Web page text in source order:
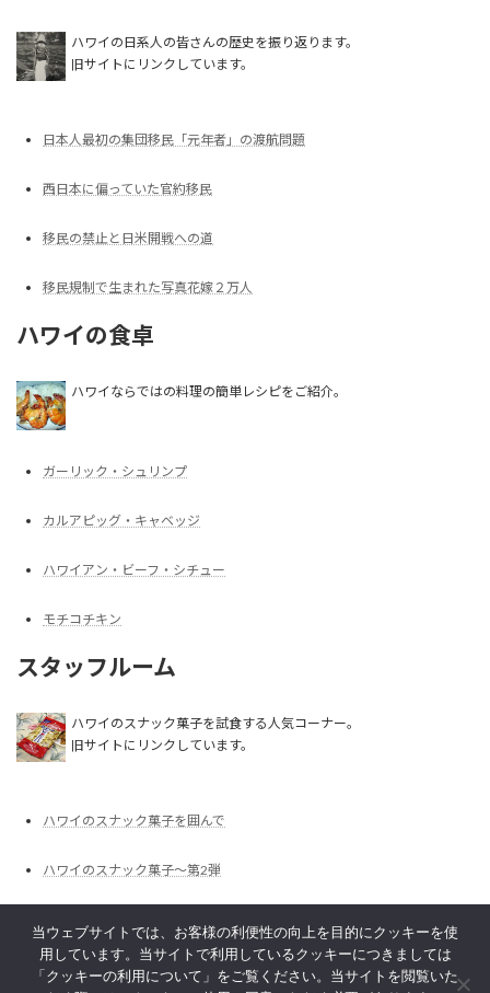
ハワイの日系人の皆さんの歴史を振り返ります。
旧サイトにリンクしています。
日本人最初の集団移民「元年者」の渡航問題
西日本に偏っていた官約移民
移民の禁止と日米開戦への道
移民規制で生まれた写真花嫁２万人
ハワイの食卓
ハワイならではの料理の簡単レシピをご紹介。
ガーリック・シュリンプ
カルアピッグ・キャベッジ
ハワイアン・ビーフ・シチュー
モチコチキン
スタッフルーム
ハワイのスナック菓子を試食する人気コーナー。
旧サイトにリンクしています。
ハワイのスナック菓子を囲んで
ハワイのスナック菓子～第2弾
ハワイのスナック菓子～第4弾
当ウェブサイトでは、お客様の利便性の向上を目的にクッキーを使
用しています。当サイトで利用しているクッキーにつきましては
「クッキーの利用について」をご覧ください。当サイトを閲覧いた